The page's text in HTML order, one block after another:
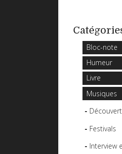
Bloc-note
Humeur
Livre
Musiques
Festivals
Interview